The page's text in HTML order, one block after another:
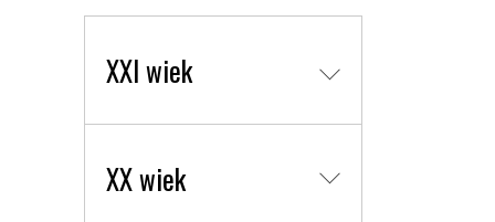
XXI wiek
XX wiek